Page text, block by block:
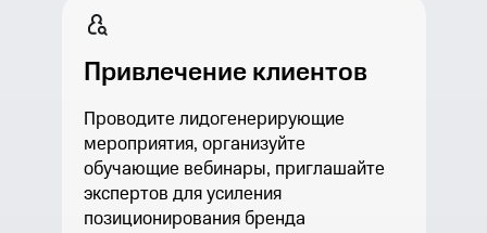
Привлечение клиентов
Проводите лидогенерирующие
мероприятия, организуйте
обучающие вебинары, приглашайте
экспертов для усиления
позиционирования бренда